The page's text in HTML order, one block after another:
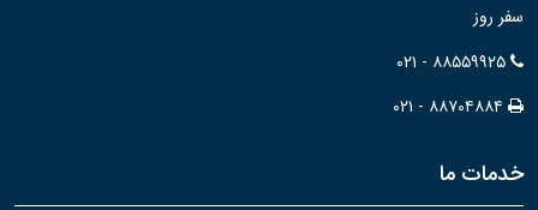
سفر روز
۰۲۱ - ۸۸۵۵۹۹۲۵
۰۲۱ - ۸۸۷۰۴۸۸۴
خدمات ما